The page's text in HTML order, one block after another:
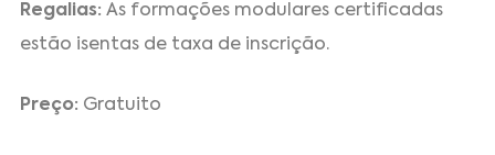
Regalias: As formações modulares certificadas
estão isentas de taxa de inscrição.
Preço: Gratuito